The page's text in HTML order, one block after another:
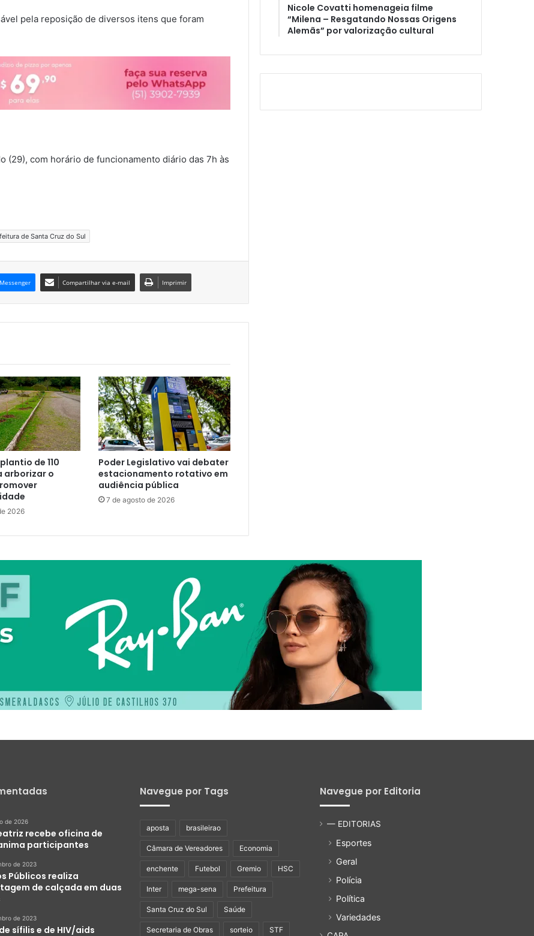
pela reposição de diversos itens que foram
(29), com horário de funcionamento diário das 7h às
de Santa Cruz do Sul
Messenger Compartilhar via e-mail Imprimir
de 110
arborizar o
2026
Poder Legislativo vai debater
estacionamento rotativo em
audiência pública
7 de agosto de 2026
Nicole Covatti homenageia filme
“Milena – Resgatando Nossas Origens
Alemãs” por valorização cultural
de 2026
recebe oficina de
participantes
de 2023
Públicos realiza
de calçada em duas
de 2023
sífilis e de HIV/aids
Navegue por Tags
aposta brasileirao
Câmara de Vereadores Economia
enchente Futebol Gremio HSC
Inter mega-sena Prefeitura
Santa Cruz do Sul Saúde
Secretaria de Obras sorteio STF
Navegue por Editoria
— EDITORIAS
Esportes
Geral
Polícia
Política
Variedades